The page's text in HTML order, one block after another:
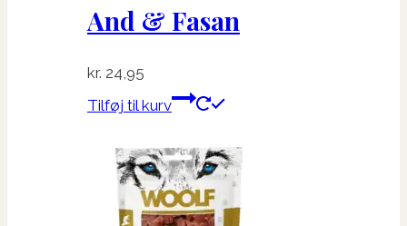
And & Fasan
kr. 24,95
Tilføj til kurv